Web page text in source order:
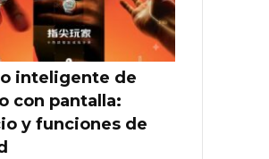
inteligente de
con pantalla:
y funciones de